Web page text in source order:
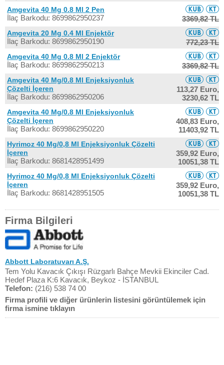
Amgevita 40 Mg 0.8 Ml 2 Pen
İlaç Barkodu: 8699862950237 3369,82 TL
Amgevita 20 Mg 0.4 Ml Enjektör
İlaç Barkodu: 8699862950190 772,23 TL
Amgevita 40 Mg 0.8 Ml 2 Enjektör
İlaç Barkodu: 8699862950213 3369,82 TL
Amgevita 40 Mg/0.8 Ml Enjeksiyonluk
Çözelti İçeren
İlaç Barkodu: 8699862950206
113,27 Euro,
3230,62 TL
Amgevita 40 Mg/0.8 Ml Enjeksiyonluk
Çözelti İçeren
İlaç Barkodu: 8699862950220
408,83 Euro,
11403,92 TL
Hyrimoz 40 Mg/0,8 Ml Enjeksiyonluk Çözelti
İçeren
İlaç Barkodu: 8681428951499
359,92 Euro,
10051,38 TL
Hyrimoz 40 Mg/0,8 Ml Enjeksiyonluk Çözelti
İçeren
İlaç Barkodu: 8681428951505
359,92 Euro,
10051,38 TL
Firma Bilgileri
Abbott Laboratuvarı A.Ş.
Tem Yolu Kavacık Çıkışı Rüzgarlı Bahçe Mevkii Ekinciler Cad.
Hedef Plaza K:6 Kavacık, Beykoz - İSTANBUL
Telefon: (216) 538 74 00
Firma profili ve diğer ürünlerin listesini görüntülemek için
firma ismine tıklayın